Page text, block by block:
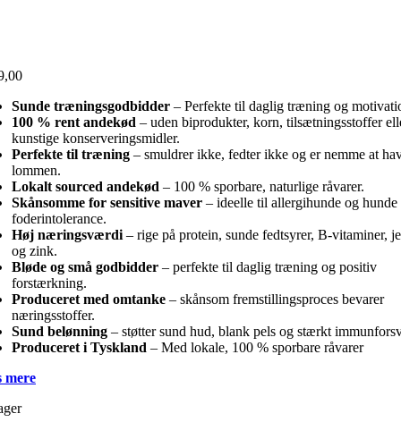
Sunde træningsgodbidder – Perfekte til daglig træning og
100 % rent andekød – uden biprodukter, korn, tilsætningsstoffer
kunstige konserveringsmidler.
Perfekte til træning – smuldrer ikke, fedter ikke og er nemme at
lommen.
Lokalt sourced andekød – 100 % sporbare, naturlige råvarer.
Skånsomme for sensitive maver – ideelle til allergihunde og hunde
foderintolerance.
Høj næringsværdi – rige på protein, sunde fedtsyrer, B-vitaminer,
og zink.
Bløde og små godbidder – perfekte til daglig træning og positiv
forstærkning.
Produceret med omtanke – skånsom fremstillingsproces bevarer
næringsstoffer.
Sund belønning – støtter sund hud, blank pels og stærkt
Produceret i Tyskland – Med lokale, 100 % sporbare råvarer
mere